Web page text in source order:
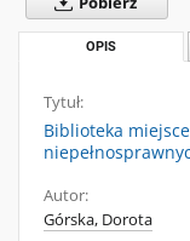
OPIS
Tytuł:
Biblioteka
Autor:
Górska, Dorota